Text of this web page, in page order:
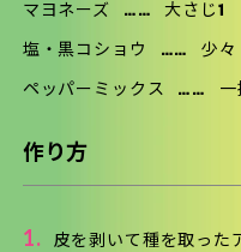
マヨネーズ …… 大さじ1
塩・黒コショウ …… 少々
ペッパーミックス …… 一
作り方
1.
皮を剥いて種を取った